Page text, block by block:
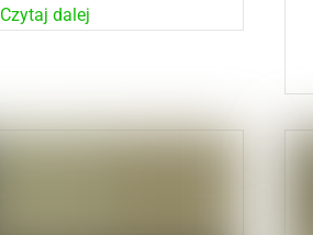
Czytaj dalej